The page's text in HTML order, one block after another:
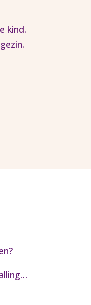
kind.